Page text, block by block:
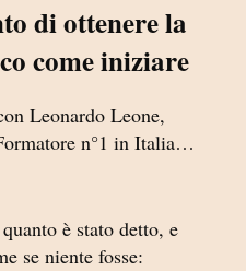
di ottenere la
come iniziare
Leonardo Leone,
n°1 in Italia…
è stato detto, e
se niente fosse: